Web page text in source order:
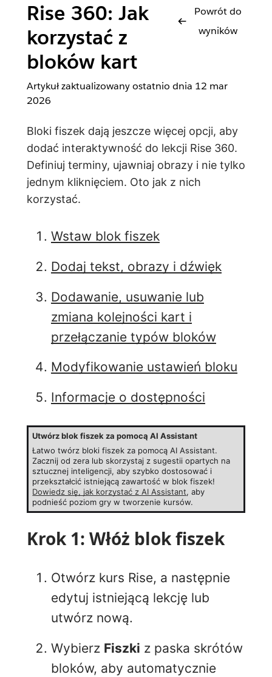
Rise 360: Jak
korzystać z
bloków kart
Powrót do
wyników
Artykuł zaktualizowany ostatnio dnia 12 mar
2026
Bloki fiszek dają jeszcze więcej opcji, aby
dodać interaktywność do lekcji Rise 360.
Definiuj terminy, ujawniaj obrazy i nie tylko
jednym kliknięciem. Oto jak z nich
korzystać.
Wstaw blok fiszek
Dodaj tekst, obrazy i dźwięk
Dodawanie, usuwanie lub
zmiana kolejności kart i
przełączanie typów bloków
Modyfikowanie ustawień bloku
Informacje o dostępności
Utwórz blok fiszek za pomocą AI Assistant
Łatwo twórz bloki fiszek za pomocą AI Assistant.
Zacznij od zera lub skorzystaj z sugestii opartych na
sztucznej inteligencji, aby szybko dostosować i
przekształcić istniejącą zawartość w blok fiszek!
Dowiedz się, jak korzystać z AI Assistant, aby
podnieść poziom gry w tworzenie kursów.
Krok 1: Włóż blok fiszek
Otwórz kurs Rise, a następnie
edytuj istniejącą lekcję lub
utwórz nową.
Wybierz Fiszki z paska skrótów
bloków, aby automatycznie